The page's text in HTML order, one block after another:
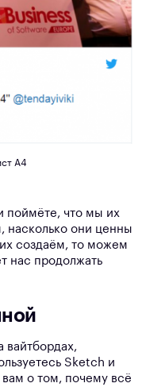
А4
поймёте, что мы их
насколько они ценны
создаём, то можем
нас продолжать
вайтбордах,
Sketch и
вам о том, почему всё